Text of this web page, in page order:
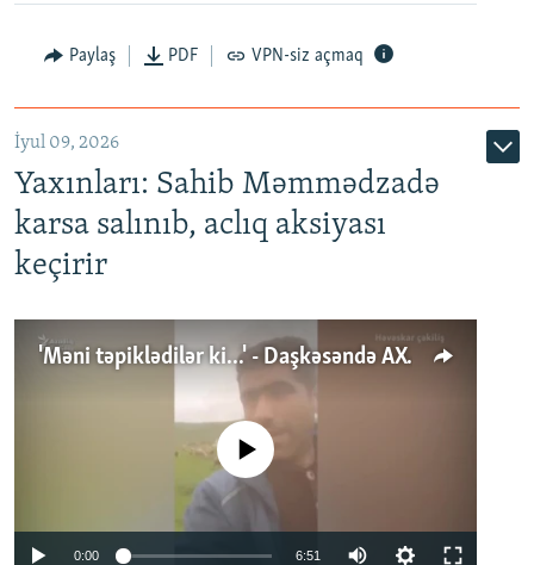
Paylaş PDF VPN-siz açmaq
İyul 09, 2026
Yaxınları: Sahib Məmmədzadə
karsa salınıb, aclıq aksiyası
keçirir
'Məni təpiklədilər ki...' - Daşkəsəndə AXCP fəalının yaxınları onun həbsinə etiraz edirlər
No media source currently available
0:00 6:51